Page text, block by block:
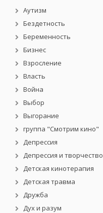
Аутизм
Бездетность
Беременность
Бизнес
Взросление
Власть
Война
Выбор
Выгорание
группа "Смотрим кино"
Депрессия
Депрессия и творчество
Детская кинотерапия
Детская травма
Дружба
Дух и разум